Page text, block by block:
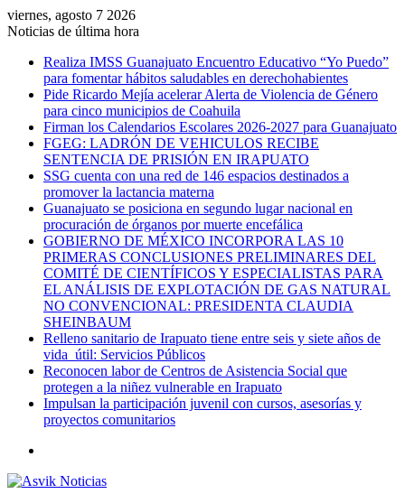
viernes, agosto 7 2026
Noticias de última hora
Realiza IMSS Guanajuato Encuentro Educativo “Yo Puedo”
para fomentar hábitos saludables en derechohabientes
Pide Ricardo Mejía acelerar Alerta de Violencia de Género
para cinco municipios de Coahuila
Firman los Calendarios Escolares 2026-2027 para Guanajuato
FGEG: LADRÓN DE VEHICULOS RECIBE
SENTENCIA DE PRISIÓN EN IRAPUATO
SSG cuenta con una red de 146 espacios destinados a
promover la lactancia materna
Guanajuato se posiciona en segundo lugar nacional en
procuración de órganos por muerte encefálica
GOBIERNO DE MÉXICO INCORPORA LAS 10
PRIMERAS CONCLUSIONES PRELIMINARES DEL
COMITÉ DE CIENTÍFICOS Y ESPECIALISTAS PARA
EL ANÁLISIS DE EXPLOTACIÓN DE GAS NATURAL
NO CONVENCIONAL: PRESIDENTA CLAUDIA
SHEINBAUM
Relleno sanitario de Irapuato tiene entre seis y siete años de
vida útil: Servicios Públicos
Reconocen labor de Centros de Asistencia Social que
protegen a la niñez vulnerable en Irapuato
Impulsan la participación juvenil con cursos, asesorías y
proyectos comunitarios